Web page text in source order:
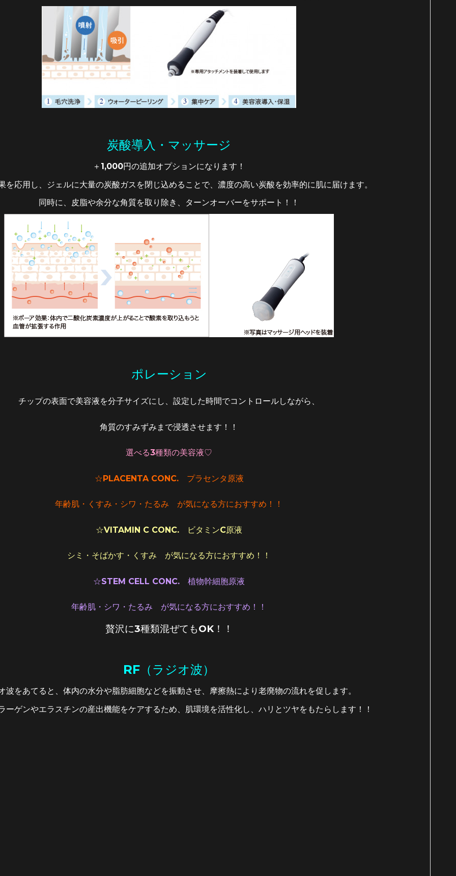
炭酸導入・マッサージ
＋1,000円の追加オプションになります！
を応用し、ジェルに大量の炭酸ガスを閉じ込めることで、濃度の高い炭酸を効率的に肌に届けます。
同時に、皮脂や余分な角質を取り除き、ターンオーバーをサポート！！
ポレーション
チップの表面で美容液を分子サイズにし、設定した時間でコントロールしながら、
角質のすみずみまで浸透させます！！
選べる3種類の美容液♡
☆PLACENTA CONC. プラセンタ原液
年齢肌・くすみ・シワ・たるみ が気になる方におすすめ！！
☆VITAMIN C CONC. ビタミンC原液
シミ・そばかす・くすみ が気になる方におすすめ！！
☆STEM CELL CONC. 植物幹細胞原液
年齢肌・シワ・たるみ が気になる方におすすめ！！
贅沢に3種類混ぜてもOK！！
RF（ラジオ波）
波をあてると、体内の水分や脂肪細胞などを振動させ、摩擦熱により老廃物の流れを促します。
ーゲンやエラスチンの産出機能をケアするため、肌環境を活性化し、ハリとツヤをもたらします！！